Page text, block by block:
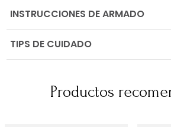
INSTRUCCIONES DE ARMADO
TIPS DE CUIDADO
Productos